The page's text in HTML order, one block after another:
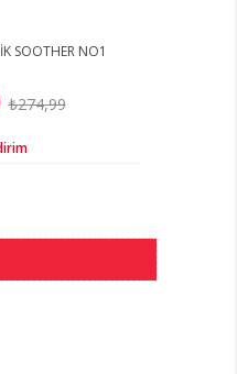
SOOTHER NO1
₺274,99